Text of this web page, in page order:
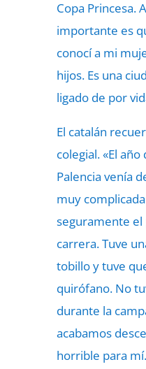
Copa Princesa.
importante es
conocí a mi
hijos. Es una
ligado de por
El catalán
colegial. «El
Palencia venía
muy
seguramente
carrera. Tuve
tobillo y tuve
quirófano. No
durante la
acabamos
horrible para